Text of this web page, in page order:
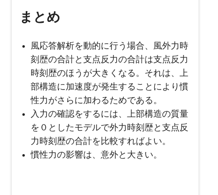
まとめ
風応答解析を動的に行う場合、風外力時
刻歴の合計と支点反力の合計は支点反力
時刻歴のほうが大きくなる。それは、上
部構造に加速度が発生することにより慣
性力がさらに加わるためである。
入力の確認をするには、上部構造の質量
を０としたモデルで外力時刻歴と支点反
力時刻歴の合計を比較すればよい。
慣性力の影響は、意外と大きい。